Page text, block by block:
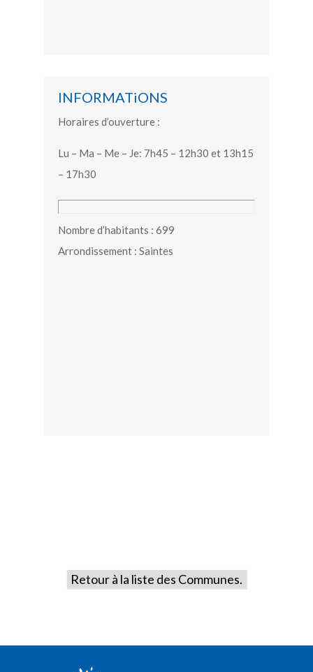
INFORMATiONS
Horaires d’ouverture :
Lu – Ma – Me – Je: 7h45 – 12h30 et 13h15
– 17h30
Nombre d’habitants : 699
Arrondissement : Saintes
Retour à la liste des Communes.